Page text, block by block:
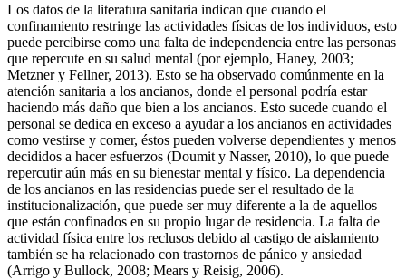
Los datos de la literatura sanitaria indican que cuando el
confinamiento restringe las actividades físicas de los individuos, esto
puede percibirse como una falta de independencia entre las personas
que repercute en su salud mental (por ejemplo, Haney, 2003;
Metzner y Fellner, 2013). Esto se ha observado comúnmente en la
atención sanitaria a los ancianos, donde el personal podría estar
haciendo más daño que bien a los ancianos. Esto sucede cuando el
personal se dedica en exceso a ayudar a los ancianos en actividades
como vestirse y comer, éstos pueden volverse dependientes y menos
decididos a hacer esfuerzos (Doumit y Nasser, 2010), lo que puede
repercutir aún más en su bienestar mental y físico. La dependencia
de los ancianos en las residencias puede ser el resultado de la
institucionalización, que puede ser muy diferente a la de aquellos
que están confinados en su propio lugar de residencia. La falta de
actividad física entre los reclusos debido al castigo de aislamiento
también se ha relacionado con trastornos de pánico y ansiedad
(Arrigo y Bullock, 2008; Mears y Reisig, 2006).